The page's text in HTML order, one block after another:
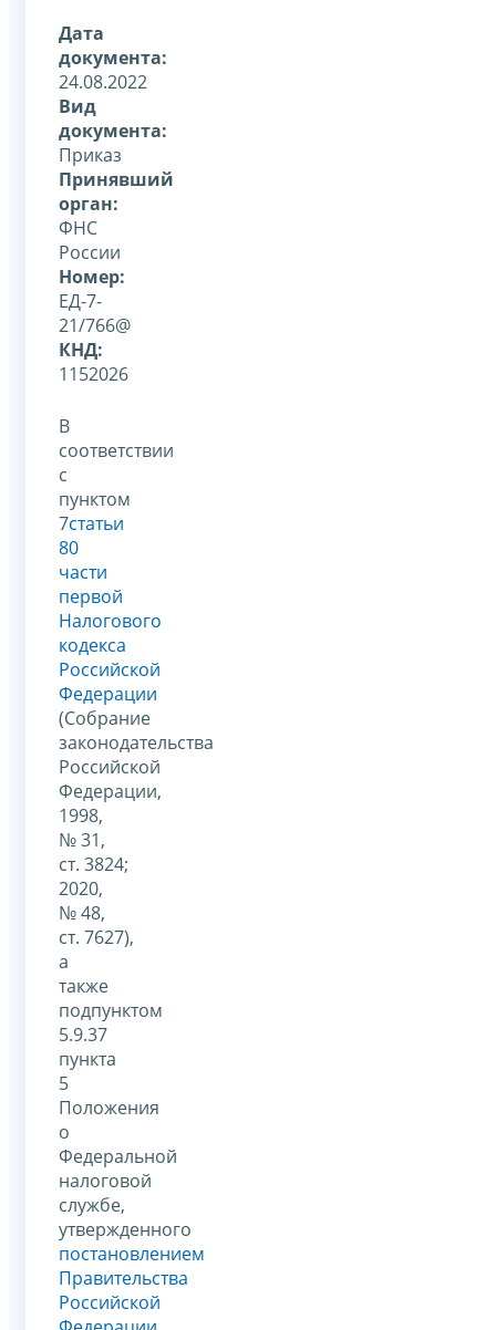
Дата
документа:
24.08.2022
Вид
документа:
Приказ
Принявший
орган:
ФНС
России
Номер:
ЕД-7-
21/766@
КНД:
1152026
В
соответствии
с
пунктом
7статьи
80
части
первой
Налогового
кодекса
Российской
Федерации
(Собрание
законодательства
Российской
Федерации,
1998,
№ 31,
ст. 3824;
2020,
№ 48,
ст. 7627),
а
также
подпунктом
5.9.37
пункта
5
Положения
о
Федеральной
налоговой
службе,
утвержденного
постановлением
Правительства
Российской